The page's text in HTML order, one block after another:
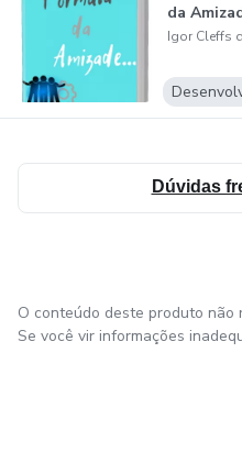
Nicho específico será dado
da
Igor Cleffs
Dúvidas
O conteúdo deste produto não
Se você vir informações